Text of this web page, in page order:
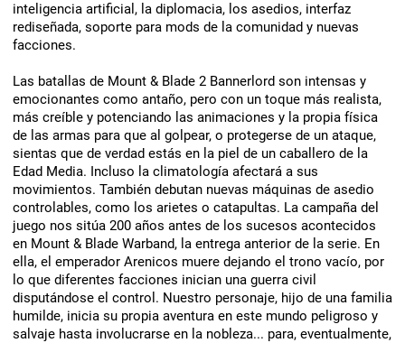
inteligencia artificial, la diplomacia, los asedios, interfaz
rediseñada, soporte para mods de la comunidad y nuevas
facciones.
Las batallas de Mount & Blade 2 Bannerlord son intensas y
emocionantes como antaño, pero con un toque más realista,
más creíble y potenciando las animaciones y la propia física
de las armas para que al golpear, o protegerse de un ataque,
sientas que de verdad estás en la piel de un caballero de la
Edad Media. Incluso la climatología afectará a sus
movimientos. También debutan nuevas máquinas de asedio
controlables, como los arietes o catapultas. La campaña del
juego nos sitúa 200 años antes de los sucesos acontecidos
en Mount & Blade Warband, la entrega anterior de la serie. En
ella, el emperador Arenicos muere dejando el trono vacío, por
lo que diferentes facciones inician una guerra civil
disputándose el control. Nuestro personaje, hijo de una familia
humilde, inicia su propia aventura en este mundo peligroso y
salvaje hasta involucrarse en la nobleza... para, eventualmente,